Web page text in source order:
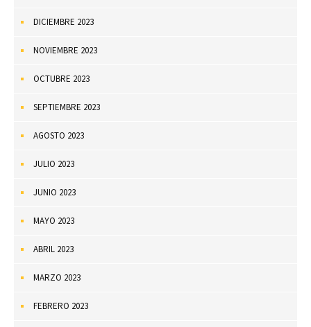
DICIEMBRE 2023
NOVIEMBRE 2023
OCTUBRE 2023
SEPTIEMBRE 2023
AGOSTO 2023
JULIO 2023
JUNIO 2023
MAYO 2023
ABRIL 2023
MARZO 2023
FEBRERO 2023